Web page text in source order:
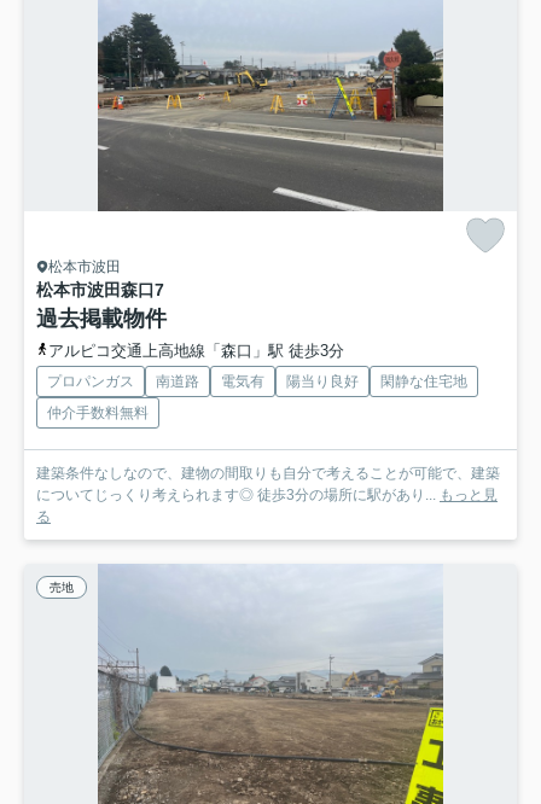
松本市波田
松本市波田森口7
過去掲載物件
アルピコ交通上高地線「森口」駅 徒歩3分
プロパンガス 南道路 電気有 陽当り良好
閑静な住宅地
仲介手数料無料
建築条件なしなので、建物の間取りも自分で考えることが可能で、建築
についてじっくり考えられます◎ 徒歩3分の場所に駅があり... もっと見
る
売地